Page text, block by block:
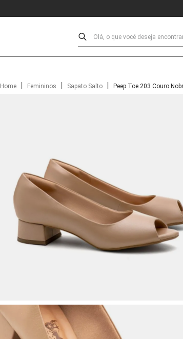
Olá, o que você deseja
Home | Femininos | Sapato Salto | Peep Toe 203 Couro